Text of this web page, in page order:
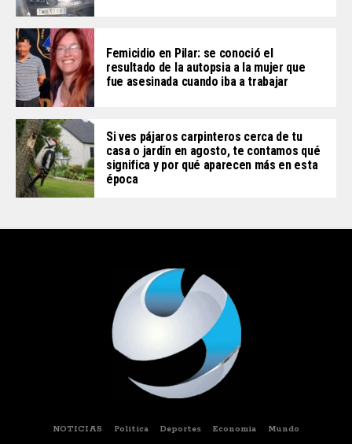
Femicidio en Pilar: se conoció el
resultado de la autopsia a la mujer que
fue asesinada cuando iba a trabajar
Si ves pájaros carpinteros cerca de tu
casa o jardín en agosto, te contamos qué
significa y por qué aparecen más en esta
época
NOTICIAS Politica Deportes Economia Mundo